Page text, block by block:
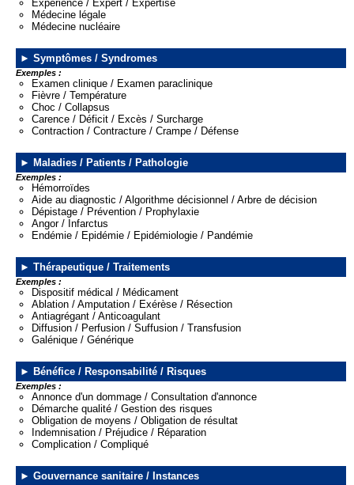
Experience / Expert / Expertise
Médecine légale
Médecine nucléaire
Symptômes / Syndromes
Exemples :
Examen clinique / Examen paraclinique
Fièvre / Température
Choc / Collapsus
Carence / Déficit / Excès / Surcharge
Contraction / Contracture / Crampe / Défense
Maladies / Patients / Pathologie
Exemples :
Hémorroïdes
Aide au diagnostic / Algorithme décisionnel / Arbre de décision
Dépistage / Prévention / Prophylaxie
Angor / Infarctus
Endémie / Epidémie / Epidémiologie / Pandémie
Thérapeutique / Traitements
Exemples :
Dispositif médical / Médicament
Ablation / Amputation / Exérèse / Résection
Antiagrégant / Anticoagulant
Diffusion / Perfusion / Suffusion / Transfusion
Galénique / Générique
Bénéfice / Responsabilité / Risques
Exemples :
Annonce d'un dommage / Consultation d'annonce
Démarche qualité / Gestion des risques
Obligation de moyens / Obligation de résultat
Indemnisation / Préjudice / Réparation
Complication / Compliqué
Gouvernance sanitaire / Instances